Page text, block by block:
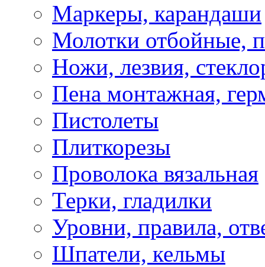
Маркеры, карандаши
Молотки отбойные,
Ножи, лезвия,
Пена монтажная,
Пистолеты
Плиткорезы
Проволока вязальная
Терки, гладилки
Уровни, правила,
Шпатели, кельмы